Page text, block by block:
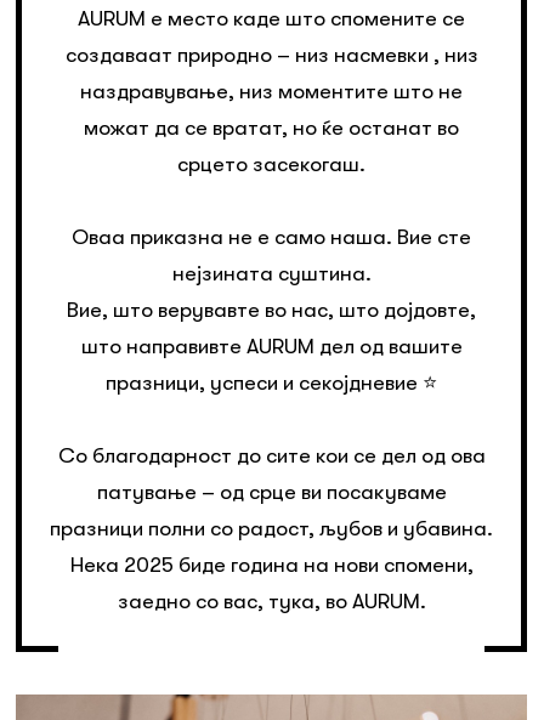
AURUM е место каде што спомените се
создаваат природно – низ насмевки , низ
наздравување, низ моментите што не
можат да се вратат, но ќе останат во
срцето засекогаш.
Оваа приказна не е само наша. Вие сте
нејзината суштина.
Вие, што верувавте во нас, што дојдовте,
што направивте AURUM дел од вашите
празници, успеси и секојдневие ⭐️
Со благодарност до сите кои се дел од ова
патување – од срце ви посакуваме
празници полни со радост, љубов и убавина.
Нека 2025 биде година на нови спомени,
заедно со вас, тука, во AURUM.